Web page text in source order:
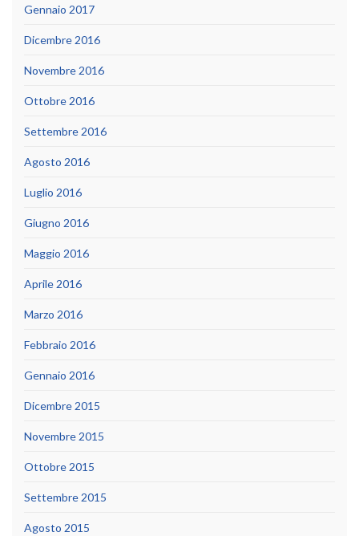
Gennaio 2017
Dicembre 2016
Novembre 2016
Ottobre 2016
Settembre 2016
Agosto 2016
Luglio 2016
Giugno 2016
Maggio 2016
Aprile 2016
Marzo 2016
Febbraio 2016
Gennaio 2016
Dicembre 2015
Novembre 2015
Ottobre 2015
Settembre 2015
Agosto 2015